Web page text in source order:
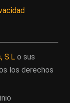
S.L o sus
los derechos